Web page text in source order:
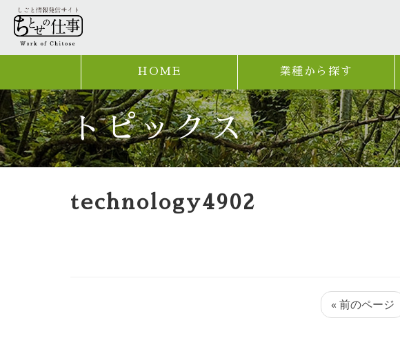
HOME 業種から探す
トピックス
technology4902
« 前のページ